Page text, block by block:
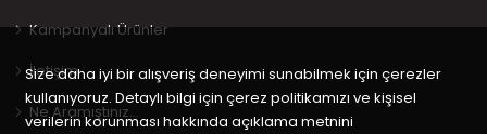
Kampanyalı Ürünler
İletişim
Ne Aramıştınız…
Size daha iyi bir alışveriş deneyimi sunabilmek için çerezler
kullanıyoruz. Detaylı bilgi için çerez politikamızı ve kişisel
verilerin korunması hakkında açıklama metnini